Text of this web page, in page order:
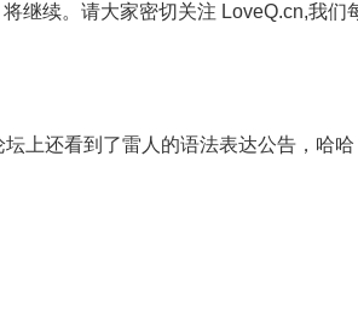
将继续。请大家密切关注 LoveQ.cn,我们
坛上还看到了雷人的语法表达公告，哈哈